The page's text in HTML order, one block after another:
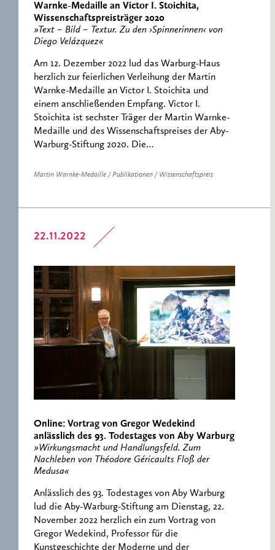
Warnke-Medaille an Victor I. Stoichita,
Wissenschaftspreisträger 2020
»Text – Bild – Textur. Zu den ›Spinnerinnen‹ von
Diego Velázquez«
Am 12. Dezember 2022 lud das Warburg-Haus
herzlich zur feierlichen Verleihung der Martin
Warnke-Medaille an Victor I. Stoichita und
einem anschließenden Empfang. Victor I.
Stoichita ist sechster Träger der Martin Warnke-
Medaille und des Wissenschaftspreises der Aby-
Warburg-Stiftung 2020. Die…
Martin Warnke-Medaille / Publikationen / Wissenschaftspreis
22.11.2022
Online: Vortrag von Gregor Wedekind
anlässlich des 93. Todestages von Aby Warburg
»Wirkungsmacht und Handlungsfeld. Zum
Nachleben von Théodore Géricaults Floß der
Medusa«
Anlässlich des 93. Todestages von Aby Warburg
lud die Aby-Warburg-Stiftung am Dienstag, 22.
November 2022 herzlich ein zum Vortrag von
Gregor Wedekind, Professor für die
Kunstgeschichte der Moderne und der